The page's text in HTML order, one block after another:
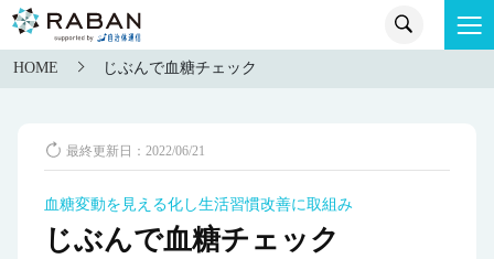
HOME じぶんで血糖チェック
最終更新日：2022/06/21
血糖変動を見える化し生活習慣改善に取組み
じぶんで血糖チェック